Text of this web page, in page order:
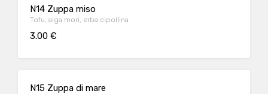
N14 Zuppa miso
Tofu, alga mori, erba cipollina
3.00 €
N15 Zuppa di mare